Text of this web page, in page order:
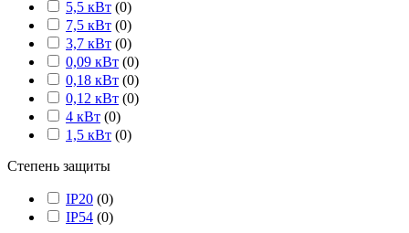
5,5 кВт (0)
7,5 кВт (0)
3,7 кВт (0)
0,09 кВт (0)
0,18 кВт (0)
0,12 кВт (0)
4 кВт (0)
1,5 кВт (0)
Степень защиты
IP20 (0)
IP54 (0)